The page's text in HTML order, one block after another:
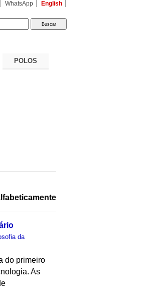
WhatsApp English
POLOS
da
do primeiro
As